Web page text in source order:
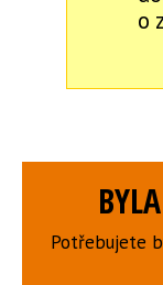
o
Potřebujete